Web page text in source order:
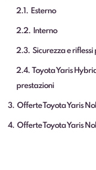
2.1 Esterno
2.2 Interno
2.3 Sicurezza e
2.4
Toyota Yaris
prestazioni
3 Offerte Toyota Yaris
4 Offerte Toyota Yaris